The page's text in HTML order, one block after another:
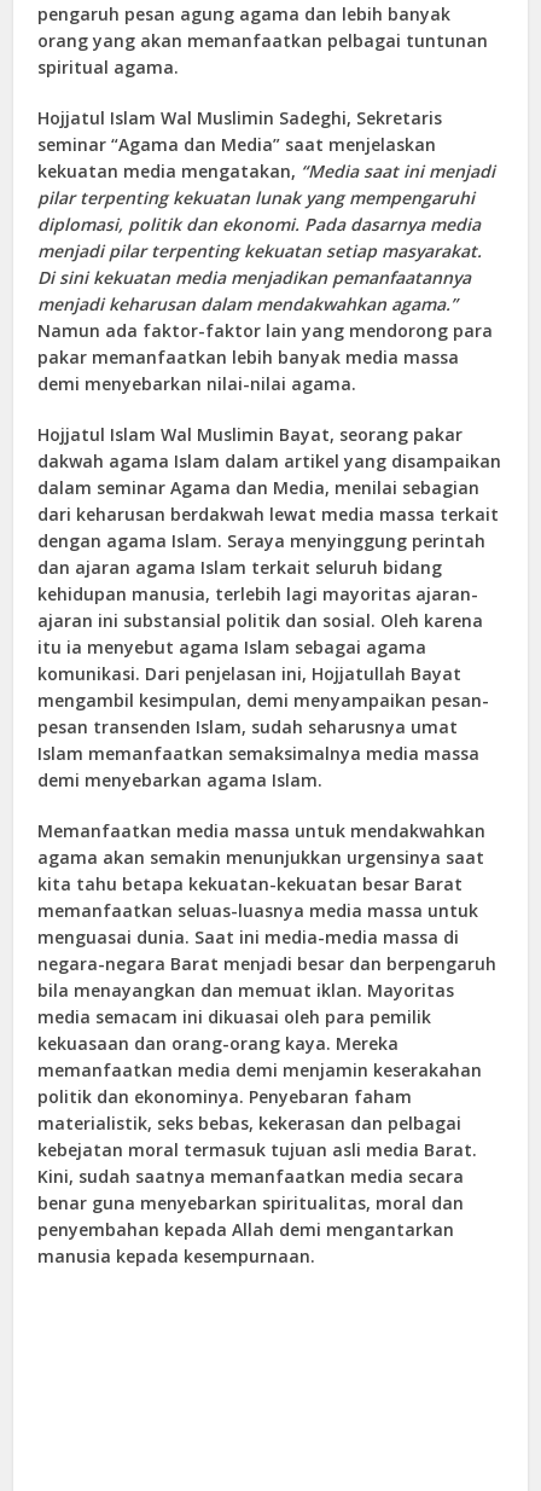
pengaruh pesan agung agama dan lebih banyak
orang yang akan memanfaatkan pelbagai tuntunan
spiritual agama.
Hojjatul Islam Wal Muslimin Sadeghi, Sekretaris
seminar “Agama dan Media” saat menjelaskan
kekuatan media mengatakan, “Media saat ini menjadi
pilar terpenting kekuatan lunak yang mempengaruhi
diplomasi, politik dan ekonomi. Pada dasarnya media
menjadi pilar terpenting kekuatan setiap masyarakat.
Di sini kekuatan media menjadikan pemanfaatannya
menjadi keharusan dalam mendakwahkan agama.”
Namun ada faktor-faktor lain yang mendorong para
pakar memanfaatkan lebih banyak media massa
demi menyebarkan nilai-nilai agama.
Hojjatul Islam Wal Muslimin Bayat, seorang pakar
dakwah agama Islam dalam artikel yang disampaikan
dalam seminar Agama dan Media, menilai sebagian
dari keharusan berdakwah lewat media massa terkait
dengan agama Islam. Seraya menyinggung perintah
dan ajaran agama Islam terkait seluruh bidang
kehidupan manusia, terlebih lagi mayoritas ajaran-
ajaran ini substansial politik dan sosial. Oleh karena
itu ia menyebut agama Islam sebagai agama
komunikasi. Dari penjelasan ini, Hojjatullah Bayat
mengambil kesimpulan, demi menyampaikan pesan-
pesan transenden Islam, sudah seharusnya umat
Islam memanfaatkan semaksimalnya media massa
demi menyebarkan agama Islam.
Memanfaatkan media massa untuk mendakwahkan
agama akan semakin menunjukkan urgensinya saat
kita tahu betapa kekuatan-kekuatan besar Barat
memanfaatkan seluas-luasnya media massa untuk
menguasai dunia. Saat ini media-media massa di
negara-negara Barat menjadi besar dan berpengaruh
bila menayangkan dan memuat iklan. Mayoritas
media semacam ini dikuasai oleh para pemilik
kekuasaan dan orang-orang kaya. Mereka
memanfaatkan media demi menjamin keserakahan
politik dan ekonominya. Penyebaran faham
materialistik, seks bebas, kekerasan dan pelbagai
kebejatan moral termasuk tujuan asli media Barat.
Kini, sudah saatnya memanfaatkan media secara
benar guna menyebarkan spiritualitas, moral dan
penyembahan kepada Allah demi mengantarkan
manusia kepada kesempurnaan.